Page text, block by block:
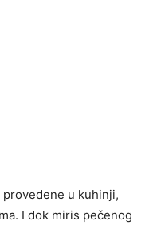
u kuhinji,
I dok miris pečenog